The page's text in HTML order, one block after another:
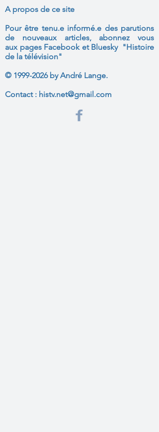
A propos de ce site
Pour être tenu.e informé.e des parutions
de nouveaux articles, abonnez vous
aux pages Facebook et Bluesky "Histoire
de la télévision"
© 1999-2026by André Lange.
Contact : histv.net@gmail.com